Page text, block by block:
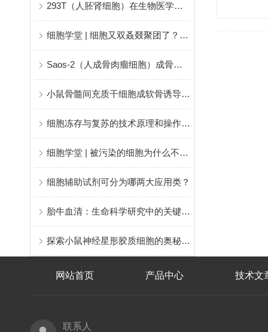
293T（人胚肾细胞）在生物医学研究中的应用与作用
细胞学堂 | 细胞又双叒叕聚团了？解决攻略来了！
Saos-2（人成骨肉瘤细胞）成骨诱导分化培养基如何选择
小鼠骨髓间充质干细胞成软骨诱导分化培养基：优化分化试剂配方
细胞冻存与复苏的技术原理和操作步骤
细胞学堂 | 被污染的细胞为什么不建议使用？看完这篇你就懂了
细胞辅助试剂可分为哪两大应用类？
胎牛血清：生命科学研究中的关键细胞培养组分
探索小鼠神经星形胶质细胞的奥秘与功能
网站首页 产品中心 技术文
联系人